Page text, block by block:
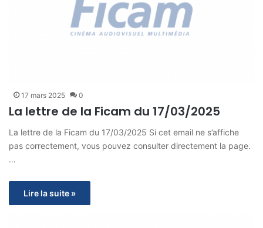
17 mars 2025 0
La lettre de la Ficam du 17/03/2025
La lettre de la Ficam du 17/03/2025 Si cet email ne s’affiche
pas correctement, vous pouvez consulter directement la page.
…
Lire la suite »